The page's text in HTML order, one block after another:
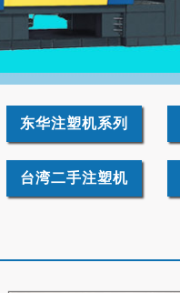
东华注塑机系列
台湾二手注塑机